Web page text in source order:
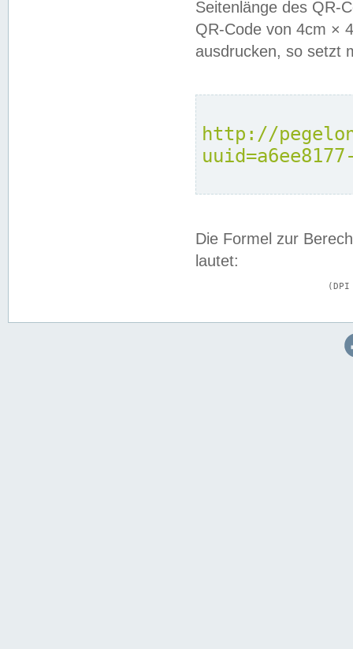
Seitenlänge des QR-
QR-Code von 4cm ×
ausdrucken, so setzt
http://
Die Formel zur
lautet: